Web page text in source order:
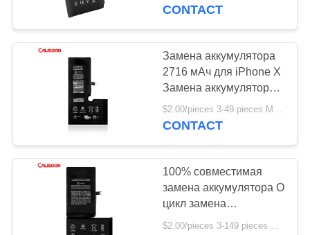
ФАБРИКА
КОНТРОЛЬ
КАЧЕСТВА
ОТПРАВИТЬ
CONTACT
Замена аккумулятора
2716 мАч для iPhone X
Замена аккумулятора
3.81 В
$2.00/pieces 3-49 pieces MOQ:3 части
CONTACT
100% совместимая
замена аккумулятора O
цикл замена
аккумулятора